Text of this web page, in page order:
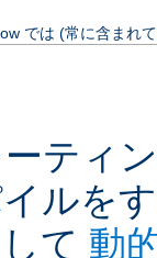
では (常に含まれ
ティ
ルを
て 動